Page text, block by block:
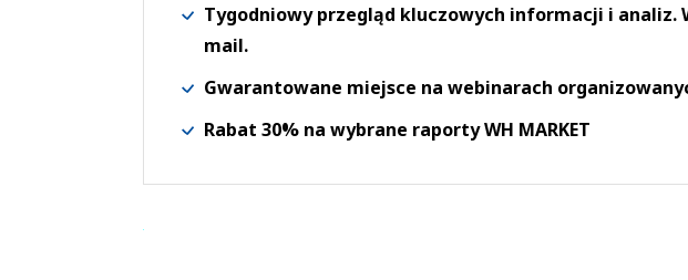
Tygodniowy przegląd kluczowych informacji i analiz.
mail.
Gwarantowane miejsce na webinarach
Rabat 30% na wybrane raporty WH MARKET